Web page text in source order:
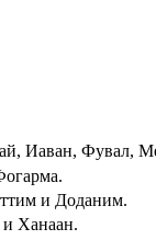
Иаван, Фувал,
и Доданим.
Ханаан.